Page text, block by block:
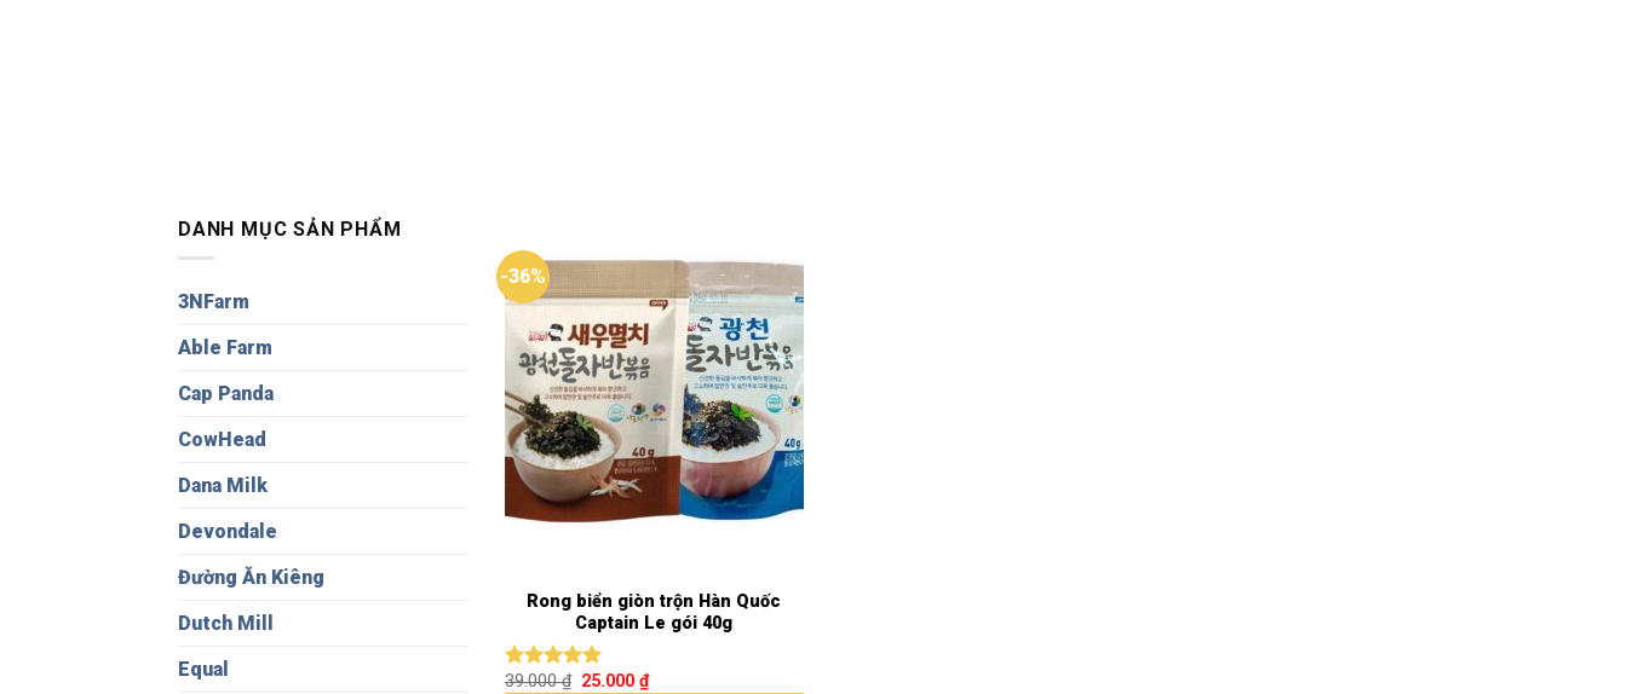
DANH MỤC SẢN PHẨM
3NFarm
Able Farm
Cap Panda
CowHead
Dana Milk
Devondale
Đường Ăn Kiêng
Dutch Mill
Equal
-36%
Rong biển giòn trộn Hàn Quốc
Captain Le gói 40g
Được xếp
39.000₫ 25.000₫